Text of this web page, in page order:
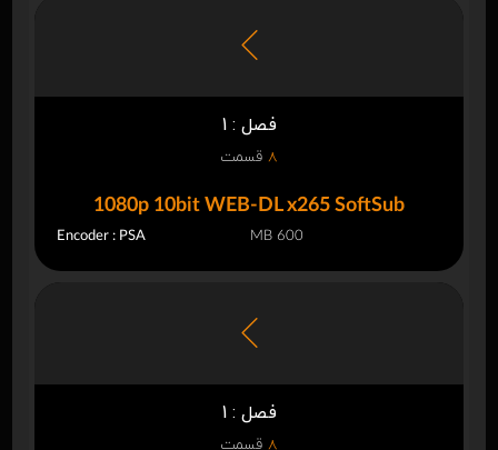
فصل : 1
8 قسمت
1080p 10bit WEB-DL x265 SoftSub
Encoder : PSA 600 MB
فصل : 1
8 قسمت